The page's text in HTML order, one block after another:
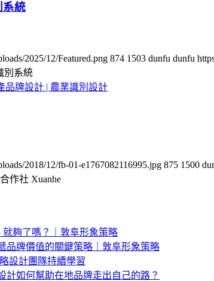
系統
2025/12/Featured.png 874 1503 dunfu dunfu
別系統
2018/12/fb-01-e1767082116995.jpg 875 1500
作社 Xuanhe
夠了嗎？｜敦阜形象策略
品牌價值的關鍵策略｜敦阜形象策略
設計團隊持續學習
計如何幫助在地品牌走出自己的路？